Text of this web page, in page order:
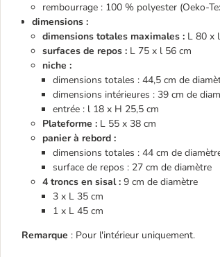
rembourrage : 100 % polyester (Oeko-
dimensions :
dimensions totales maximales : L 80 x
surfaces de repos : L 75 x l 56 cm
niche :
dimensions totales : 44,5 cm de
dimensions intérieures : 39 cm de
entrée : l 18 x H 25,5 cm
Plateforme : L 55 x 38 cm
panier à rebord :
dimensions totales : 44 cm de
surface de repos : 27 cm de diamètre
4 troncs en sisal : 9 cm de diamètre
3 x L 35 cm
1 x L 45 cm
Remarque : Pour l'intérieur uniquement.